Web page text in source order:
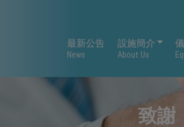
最新公告
News
設施簡介
About Us
設施
致謝